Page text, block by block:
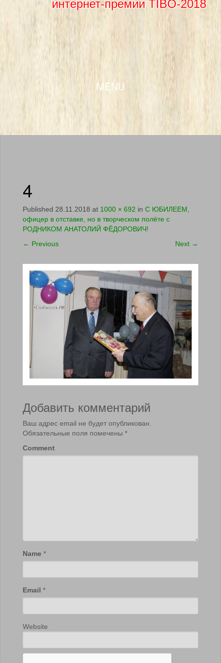
интернет-премии TIBO-2018
MENU
4
Published 28.11.2018 at 1000 × 692 in С ЮБИЛЕЕМ,
офицер в отставке, но в творческом полёте с
РОДНИКОМ АНАТОЛИЙ ФЁДОРОВИЧ!
← Previous Next →
Добавить комментарий
Ваш адрес email не будет опубликован.
Обязательные поля помечены *
Comment
Name *
Email *
Website